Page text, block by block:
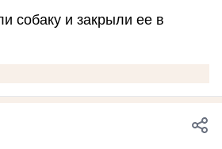
собаку и закрыли ее в